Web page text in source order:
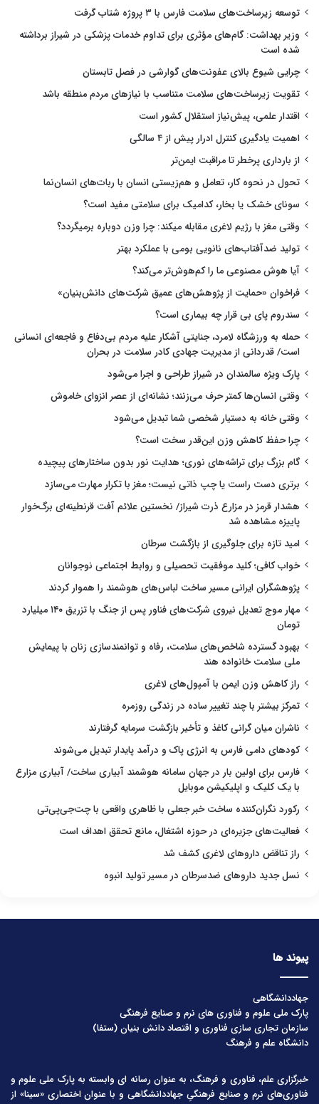
توسعه زیرساخت‌های سلامت فارس با ۳ پروژه شتاب گرفت
وزیر بهداشت: گام‌های مؤثری برای تداوم خدمات پزشکی در شیراز برداشته
شده است
چرایی شیوع بالای عفونت‌های گوارشی در فصل تابستان
تقویت زیرساخت‌های سلامت متناسب با نیازهای مردم منطقه باشد
اقتدار علمی، پیش‌نیاز استقلال کشور است
اهمیت یادگیری کنترل ادرار پیش از ۴ سالگی
از بارداری پرخطر تا مراقبت ایمن‌تر
تحول در نحوه کار، تعامل و هم‌زیستی انسان با ربات‌های انسان‌نما
سونای خشک یا بخار، کدامیک برای سلامتی مفید است؟
وقتی مغز با رژیم لاغری مقابله میکند: چرا وزن دوباره برمیگردد؟
تولید ضدآفتاب‌های نانویی بومی با عملکرد بهتر
آیا هوش مصنوعی ما را کم‌هوش‌تر می‌کند؟
فراخوان «حمایت از پژوهش‌های عمیق شرکت‌های دانش‌بنیان»
سندروم پای بی قرار چه بیماری است؟
حمله به ورزشگاه لامرد، جنایتی آشکار علیه مردم بی‌دفاع و فاجعه‌ای انسانی
است/ قدردانی از مدیریت جهادی کادر سلامت در بحران
پارک ویژه سالمندان در شیراز طراحی و اجرا می‌شود
وقتی انسان‌ها کمتر حرف می‌زنند؛ نشانه‌ای از عصر انزوای خاموش
وقتی خانه به دستیار شخصی شما تبدیل می‌شود
چرا حفظ کاهش وزن این‌قدر سخت است؟
گام بزرگ برای تراشه‌های نوری؛ هدایت نور بدون ساختارهای پیچیده
برتری دست راست یا چپ ذاتی نیست؛ مغز با تکرار مهارت می‌سازد
هشدار قرمز در مزارع ذرت شیراز/ نخستین علائم آفت قرنطینه‌ای برگ‌خوار
پاییزه مشاهده شد
امید تازه برای جلوگیری از بازگشت سرطان
خواب کافی؛ کلید موفقیت تحصیلی و روابط اجتماعی نوجوانان
پژوهشگران ایرانی مسیر ساخت لباس‌های هوشمند را هموار کردند
مهار موج تعدیل نیروی شرکت‌های فناور پس از جنگ با تزریق ۱۴۰ میلیارد
تومان
بهبود گسترده شاخص‌های سلامت، رفاه و توانمندسازی زنان با پیمایش
ملی سلامت خانواده هند
راز کاهش وزن ایمن با آمپول‌های لاغری
تمرکز بیشتر با چند تغییر ساده در زندگی روزمره
ناشران میان گرانی کاغذ و تأخیر بازگشت سرمایه گرفتارند
کودهای دامی فارس به انرژی پاک و درآمد پایدار تبدیل می‌شوند
فارس برای اولین بار در جهان سامانه هوشمند آبیاری ساخت/ آبیاری مزارع
با یک کلیک و اپلیکیشن موبایل
رکورد نگران‌کننده ساخت خبر جعلی با ظاهری واقعی با چت‌جی‌پی‌تی
فعالیت‌های جزیره‌ای در حوزه اشتغال، مانع تحقق اهداف است
راز تناقض داروهای لاغری کشف شد
نسل جدید داروهای ضدسرطان در مسیر تولید انبوه
پیوند ها
جهاددانشگاهی
پارک ملی علوم و فناوری های نرم و صنایع فرهنگی
سازمان تجاری سازی فناوری و اقتصاد دانش بنیان (ستفا)
دانشگاه علم و فرهنگ
خبرگزاری علم، فناوری و فرهنگ، به عنوان رسانه ای وابسته به پارک ملی علوم و
فناوری‌های نرم و صنایع فرهنگیِ جهاددانشگاهی و با عنوان اختصاری «سینا» از